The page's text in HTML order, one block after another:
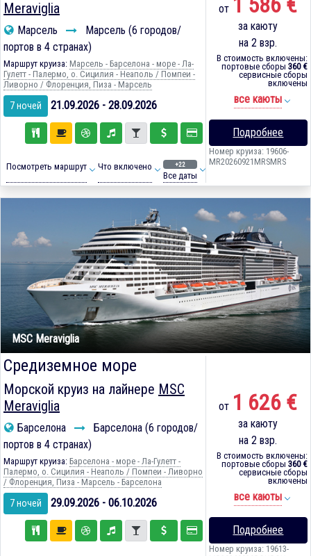
Meraviglia
Марсель
Марсель (6 городов/
портов в 4 странах)
Маршрут круиза: Марсель - Барселона - море - Ла-
Гулетт - Палермо, о. Сицилия - Неаполь / Помпеи -
Ливорно / Флоренция, Пиза - Марсель
7 ночей 21.09.2026 - 28.09.2026
Посмотреть маршрут Что включено +22
Все даты
от
за каюту
на 2 взр.
В стоимость включены:
портовые сборы 360 €
сервисные сборы
включены
все каюты
Подробнее
Номер круиза: 19606-
MR20260921MRSMRS
MSC Meraviglia
Средиземное море
Морской круиз на лайнере MSC
Meraviglia
Барселона
Барселона (6 городов/
портов в 4 странах)
Маршрут круиза: Барселона - море - Ла-Гулетт -
Палермо, о. Сицилия - Неаполь / Помпеи - Ливорно
/ Флоренция, Пиза - Марсель - Барселона
7 ночей 29.09.2026 - 06.10.2026
от 1 626 €
за каюту
на 2 взр.
В стоимость включены:
портовые сборы 360 €
сервисные сборы
включены
все каюты
Подробнее
Номер круиза: 19613-